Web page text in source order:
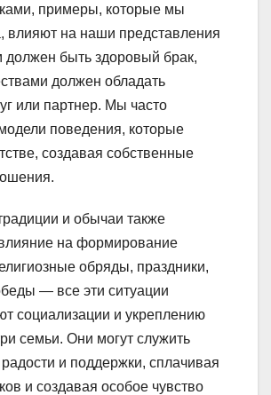
примеры, которые мы
влияют на наши представления
должен быть здоровый брак,
должен обладать
или партнер. Мы часто
поведения, которые
создавая собственные
и обычаи также
на формирование
обряды, праздники,
— все эти ситуации
социализации и укреплению
семьи. Они могут служить
и поддержки, сплачивая
и создавая особое чувство